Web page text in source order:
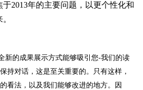
2013年的主要问题，以更个性化和
的成果展示方式能够吸引您-我们的读
持对话，这是至关重要的。只有这样，
看法，以及我们能够改进的地方。因